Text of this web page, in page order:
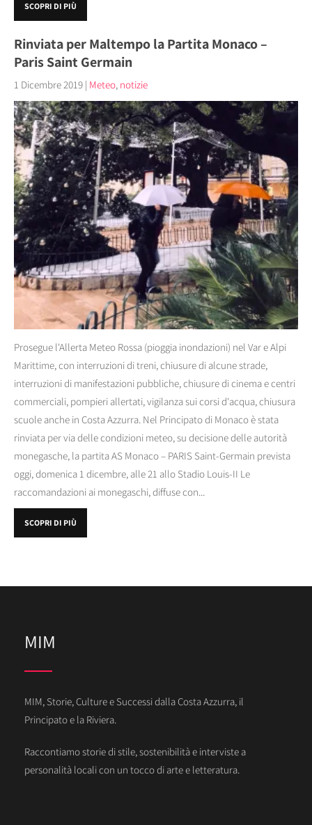
SCOPRI DI PIÙ
Rinviata per Maltempo la Partita Monaco –
Paris Saint Germain
1 Dicembre 2019 | Meteo, notizie
Prosegue l'Allerta Meteo Rossa (pioggia inondazioni) nel Var e Alpi
Marittime, con interruzioni di treni, chiusure di alcune strade,
interruzioni di manifestazioni pubbliche, chiusure di cinema e centri
commerciali, pompieri allertati, vigilanza sui corsi d'acqua, chiusura
scuole anche in Costa Azzurra. Nel Principato di Monaco è stata
rinviata per via delle condizioni meteo, su decisione delle autorità
monegasche, la partita AS Monaco – PARIS Saint-Germain prevista
oggi, domenica 1 dicembre, alle 21 allo Stadio Louis-II Le
raccomandazioni ai monegaschi, diffuse con...
SCOPRI DI PIÙ
MIM
MIM, Storie, Culture e Successi dalla Costa Azzurra, il
Principato e la Riviera.
Raccontiamo storie di stile, sostenibilità e interviste a
personalità locali con un tocco di arte e letteratura.